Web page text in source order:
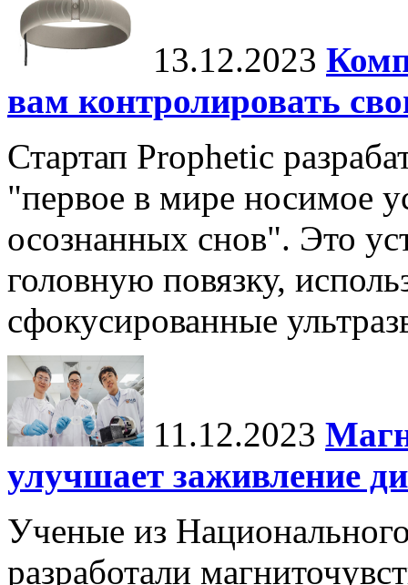
13.12.2023
вам контролировать
Стартап Prophetic
"первое в мире носимое
осознанных снов". Это
головную повязку,
сфокусированные
11.12.2023
улучшает заживление
Ученые из
разработали